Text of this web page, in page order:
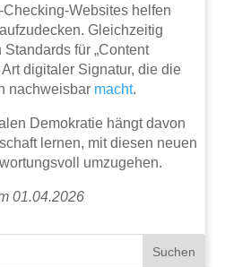
Websites helfen
Gleichzeitig
für „Content
digitaler Signatur, die die
nachweisbar macht.
Demokratie hängt davon
lernen, mit diesen neuen
umzugehen.
01.04.2026